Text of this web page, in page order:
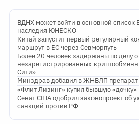
ВДНХ может войти в основной список
наследия ЮНЕСКО
Китай запустит первый регулярный
маршрут в ЕС через Севморпуть
Более 20 человек задержаны по делу о
незарегистрированных
Сити»
Минздрав добавил в ЖНВЛП препарат
«Флит Лизинг» купил бывшую «дочку»
Сенат США одобрил законопроект об
санкций против РФ